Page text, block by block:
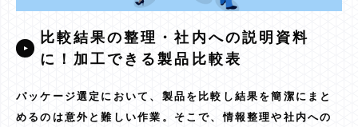
比較結果の整理・社内への説明資料
に！加工できる製品比較表
パッケージ選定において、製品を比較し結果を簡潔にまと
めるのは意外と難しい作業。そこで、情報整理や社内への